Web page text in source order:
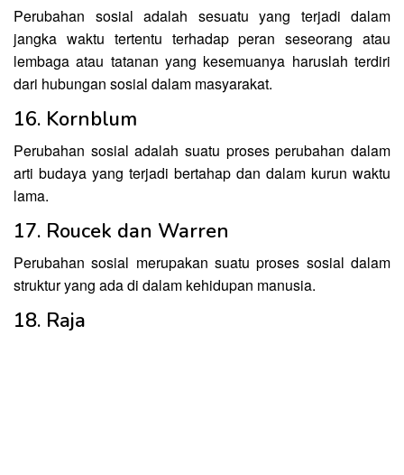
Perubahan sosial adalah sesuatu yang terjadi dalam
jangka waktu tertentu terhadap peran seseorang atau
lembaga atau tatanan yang kesemuanya haruslah terdiri
dari hubungan sosial dalam masyarakat.
16. Kornblum
Perubahan sosial adalah suatu proses perubahan dalam
arti budaya yang terjadi bertahap dan dalam kurun waktu
lama.
17. Roucek dan Warren
Perubahan sosial merupakan suatu proses sosial dalam
struktur yang ada di dalam kehidupan manusia.
18. Raja